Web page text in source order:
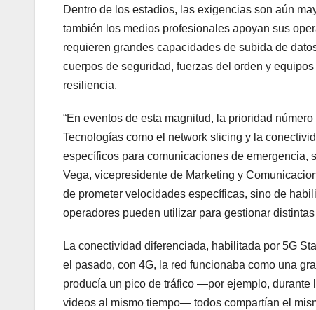
Dentro de los estadios, las exigencias son aún
también los medios profesionales apoyan sus
requieren grandes capacidades de subida de
cuerpos de seguridad, fuerzas del orden y
resiliencia.
“En eventos de esta magnitud, la prioridad
Tecnologías como el network slicing y la
específicos para comunicaciones de emergencia,
Vega, vicepresidente de Marketing y
de prometer velocidades específicas, sino de
operadores pueden utilizar para gestionar
La conectividad diferenciada, habilitada por 5G
el pasado, con 4G, la red funcionaba como una
producía un pico de tráfico —por ejemplo,
videos al mismo tiempo— todos compartían el